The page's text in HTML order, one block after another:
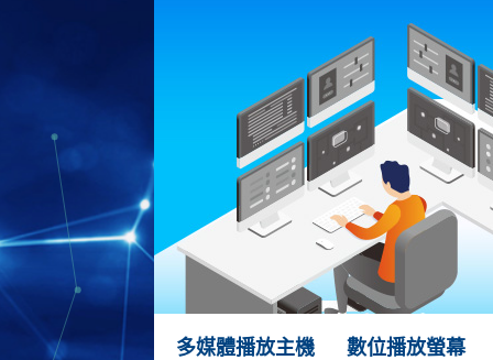
多媒體播放主機 數位播放螢幕